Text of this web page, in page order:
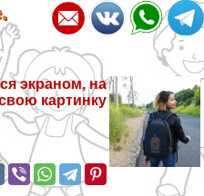
экраном, на
картинку